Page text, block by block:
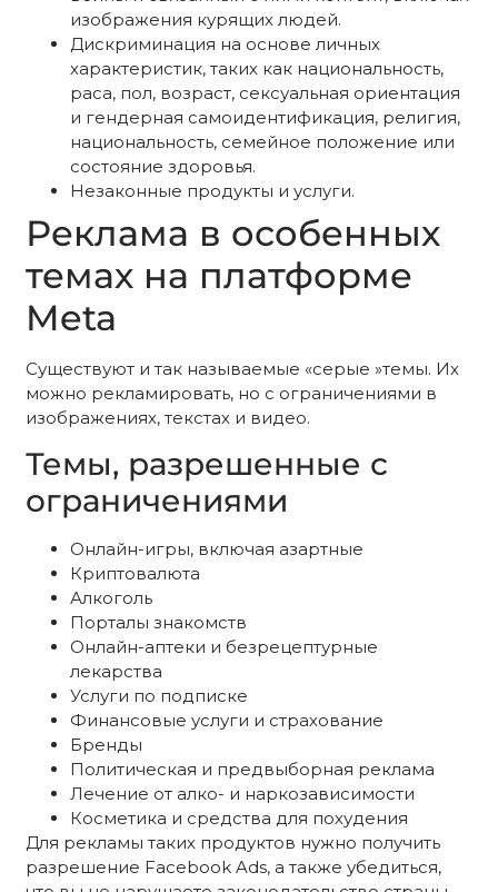
изображения курящих людей.
Дискриминация на основе личных
характеристик, таких как национальность,
раса, пол, возраст, сексуальная ориентация
и гендерная самоидентификация, религия,
национальность, семейное положение или
состояние здоровья.
Незаконные продукты и услуги.
Реклама в особенных
темах на платформе
Meta
Существуют и так называемые «серые »темы. Их
можно рекламировать, но с ограничениями в
изображениях, текстах и видео.
Темы, разрешенные с
ограничениями
Онлайн-игры, включая азартные
Криптовалюта
Алкоголь
Порталы знакомств
Онлайн-аптеки и безрецептурные
лекарства
Услуги по подписке
Финансовые услуги и страхование
Бренды
Политическая и предвыборная реклама
Лечение от алко- и наркозависимости
Косметика и средства для похудения
Для рекламы таких продуктов нужно получить
разрешение Facebook Ads, а также убедиться,